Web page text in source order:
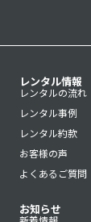
レンタル情報
レンタルの流れ
レンタル事例
レンタル約款
お客様の声
よくあるご質問
お知らせ